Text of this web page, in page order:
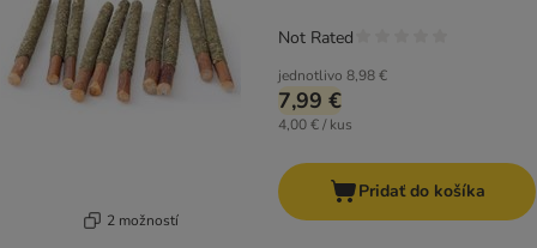
2 možností
jednotlivo 8,98 €
7,99 €
4,00 € / kus
Not Rated
Pridať do košíka